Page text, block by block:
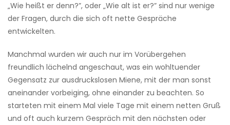
„Wie heißt er denn?”, oder „Wie alt ist er?” sind nur wenige
der Fragen, durch die sich oft nette Gespräche
entwickelten.
Manchmal wurden wir auch nur im Vorübergehen
freundlich lächelnd angeschaut, was ein wohltuender
Gegensatz zur ausdruckslosen Miene, mit der man sonst
aneinander vorbeiging, ohne einander zu beachten. So
starteten mit einem Mal viele Tage mit einem netten Gruß
und oft auch kurzem Gespräch mit den nächsten oder